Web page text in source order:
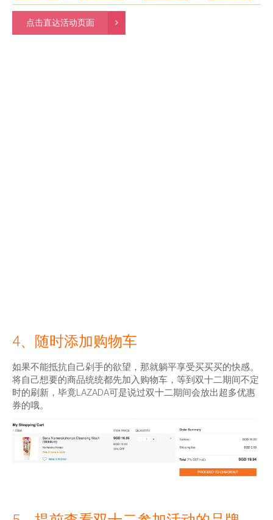
点击直达活动页面
4、随时添加购物车
如果不能抵抗自己剁手的欲望，那就躺平享受买买买的快感。
将自己想要的商品统统都先加入购物车，等到双十二期间不定
时的刷新，毕竟LAZADA可是说过双十二期间会放出超多优惠
券的哦。